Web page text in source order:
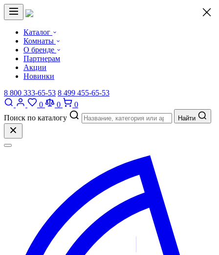
Каталог
Комнаты
О бренде
Партнерам
Акции
Новинки
8 800 333-65-53 8 499 455-65-53
0
0
0
Поиск по каталогу
Найти
×